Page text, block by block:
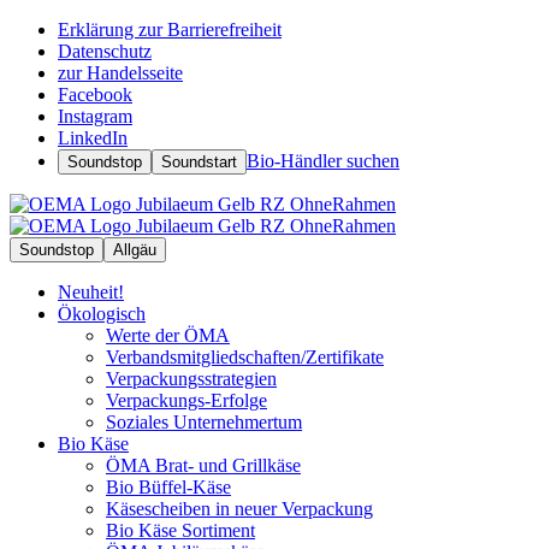
Erklärung zur Barrierefreiheit
Datenschutz
zur Handelsseite
Facebook
Instagram
LinkedIn
Soundstop Soundstart Bio-Händler suchen
Soundstop Allgäu
Neuheit!
Ökologisch
Werte der ÖMA
Verbandsmitgliedschaften/Zertifikate
Verpackungsstrategien
Verpackungs-Erfolge
Soziales Unternehmertum
Bio Käse
ÖMA Brat- und Grillkäse
Bio Büffel-Käse
Käsescheiben in neuer Verpackung
Bio Käse Sortiment